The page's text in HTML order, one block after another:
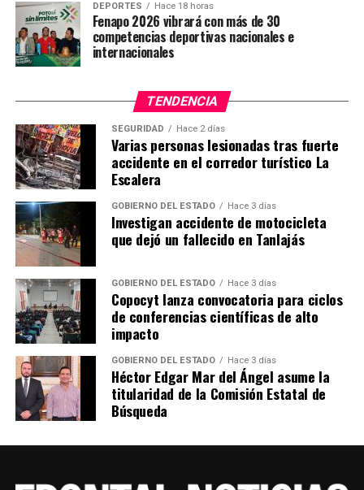
DEPORTES Hace 18 horas
Fenapo 2026 vibrará con más de 30
competencias deportivas nacionales e
internacionales
TENDENCIA
SEGURIDAD Hace 2 días
Varias personas lesionadas tras fuerte
accidente en el corredor turístico La
Escalera
GOBIERNO DEL ESTADO Hace 3 días
Investigan accidente de motocicleta
que dejó un fallecido en Tanlajás
GOBIERNO DEL ESTADO Hace 3 días
Copocyt lanza convocatoria para ciclos
de conferencias científicas de alto
impacto
GOBIERNO DEL ESTADO Hace 3 días
Héctor Edgar Mar del Ángel asume la
titularidad de la Comisión Estatal de
Búsqueda